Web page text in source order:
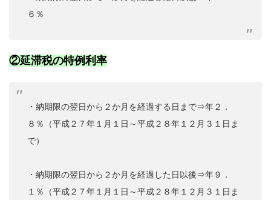
６％
②延滞税の特例利率
・納期限の翌日から２か月を経過する日まで⇒年２．
８％（平成２７年１月１日～平成２８年１２月３１日ま
で）
・納期限の翌日から２か月を経過した日以後⇒年９．
１％（平成２７年１月１日～平成２８年１２月３１日ま